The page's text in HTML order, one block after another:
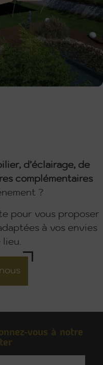
d’éclairage, de
complémentaires
?
pour vous proposer
à vos envies
vous à notre